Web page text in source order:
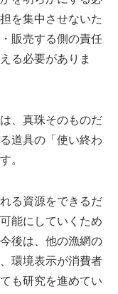
を集中させないた
販売する側の責任
る必要がありま
、真珠そのものだ
道具の「使い終わ
。
る資源をできるだ
能にしていくため
後は、他の漁網の
環境表示が消費者
も研究を進めてい